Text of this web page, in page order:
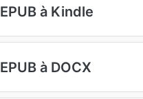
EPUB à Kindle
EPUB à DOCX